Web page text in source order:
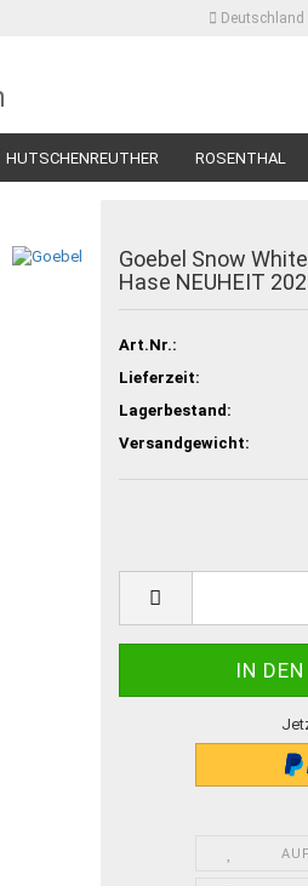
Deutschland
HUTSCHENREUTHER ROSENTHAL
Goebel Snow
Hase NEUHEIT
Art.Nr.:
Lieferzeit:
Lagerbestand:
Versandgewicht: